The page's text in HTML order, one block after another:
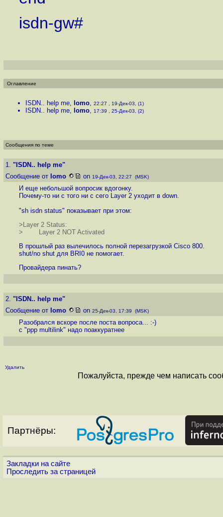
isdn-gw#
Оглавление
ISDN.. help me, lomo, 22:27 , 19-Дек-03, (1)
ISDN.. help me, lomo, 17:39 , 25-Дек-03, (2)
Сообщения по теме
1. "ISDN.. help me"
Сообщение от lomo on 19-Дек-03, 22:27 (MSK)
И еще небольшой вопросик вдогонку.
Почему-то ни с того ни с сего Layer 2 уходит в down.
"sh isdn status" показывает при этом:
>Layer 2 Status:
> Layer 2 NOT Activated
В прошлый раз вылечилось полной перезагрузкой Cisco 800.
shut/no shut для BRI0 не помогает.
Провайдера пинать?
2. "ISDN.. help me"
Сообщение от lomo on 25-Дек-03, 17:39 (MSK)
Разобрался вскоре после поста вопроса... :-)
c "ppp multilink" надо поаккуратнее
Удалить
Пожалуйста, прежде чем написать
Партнёры:
Закладки на сайте
Проследить за страницей